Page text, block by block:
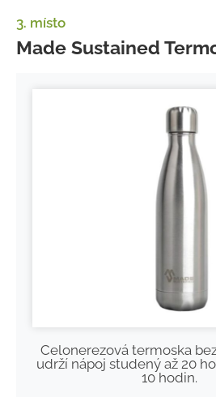
3. místo
Made Sustained
Celonerezová termoska
udrží nápoj studený až 20
10 hodin.